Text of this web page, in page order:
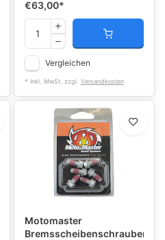
€63,00*
Vergleichen
* Inkl. MwSt. zzgl. Versandkosten
Motomaster
Bremsscheibenschrauben